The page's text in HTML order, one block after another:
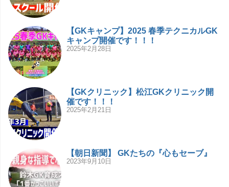
【GKキャンプ】2025 春季テクニカルGK
キャンプ開催です！！！
2025年2月28日
【GKクリニック】松江GKクリニック開
催です！！！
2025年2月21日
【朝日新聞】 GKたちの『心もセーブ』
2023年9月10日